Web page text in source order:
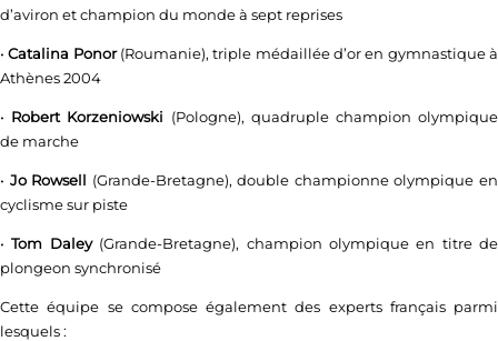
d’aviron et champion du monde à sept reprises
•Catalina Ponor (Roumanie), triple médaillée d’or en gymnastique à
Athènes 2004
• Robert Korzeniowski (Pologne), quadruple champion olympique
de marche
• Jo Rowsell (Grande-Bretagne), double championne olympique en
cyclisme sur piste
• Tom Daley(Grande-Bretagne), champion olympique en titre de
plongeon synchronisé
Cette équipe se compose également des experts français parmi
lesquels :